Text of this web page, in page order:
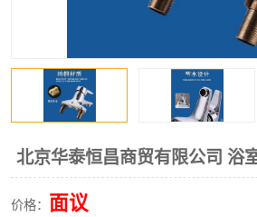
北京华泰恒昌商贸有限公司 浴
价格： 面议